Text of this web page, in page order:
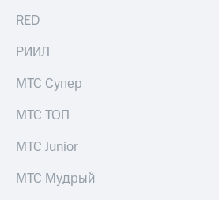
RED
РИИЛ
МТС Супер
МТС ТОП
МТС Junior
МТС Мудрый